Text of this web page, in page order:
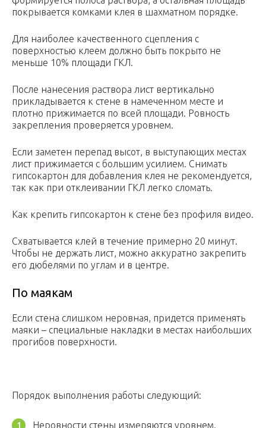
покрывается комками клея в шахматном порядке.
Для наиболее качественного сцепления с
поверхностью клеем должно быть покрыто не
меньше 10% площади ГКЛ.
После нанесения раствора лист вертикально
прикладывается к стене в намеченном месте и
плотно прижимается по всей площади. Ровность
закрепления проверяется уровнем.
Если заметен перепад высот, в выступающих местах
лист прижимается с большим усилием. Снимать
гипсокартон для добавления клея не рекомендуется,
так как при отклеивании ГКЛ легко сломать.
Как крепить гипсокартон к стене без профиля видео.
Схватывается клей в течение примерно 20 минут.
Чтобы не держать лист, можно аккуратно закрепить
его дюбелями по углам и в центре.
По маякам
Если стена слишком неровная, придется применять
маяки – специальные накладки в местах наибольших
прогибов поверхности.
Порядок выполнения работы следующий:
Неровности стены измеряются уровнем.